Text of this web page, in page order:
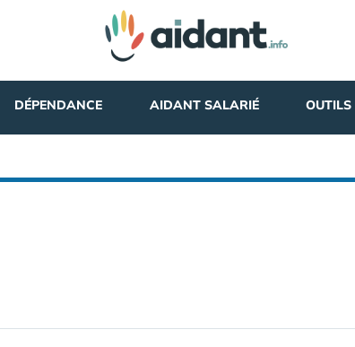
DÉPENDANCE AIDANT SALARIÉ OUTILS